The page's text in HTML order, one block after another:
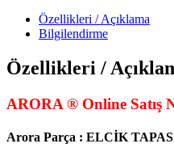
Özellikleri / Açıklama
Bilgilendirme
Özellikleri /
ARORA ® Online Satış
Arora Parça : ELCİK